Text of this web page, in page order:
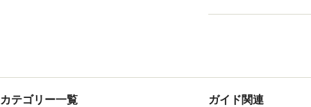
カテゴリー一覧 ガイド関連